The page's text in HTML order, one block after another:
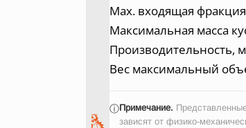
Max. входящая
Максимальная масса
Производительность,
Вес максимальный
ⓘПримечание.
зависят от физико-